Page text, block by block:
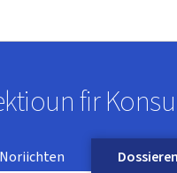
fir
Noriichten Dossieren